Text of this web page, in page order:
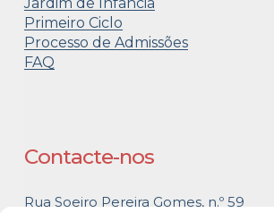
Primeiro Ciclo
Processo de Admissões
FAQ
Contacte-nos
Rua Soeiro Pereira Gomes, n.º 59